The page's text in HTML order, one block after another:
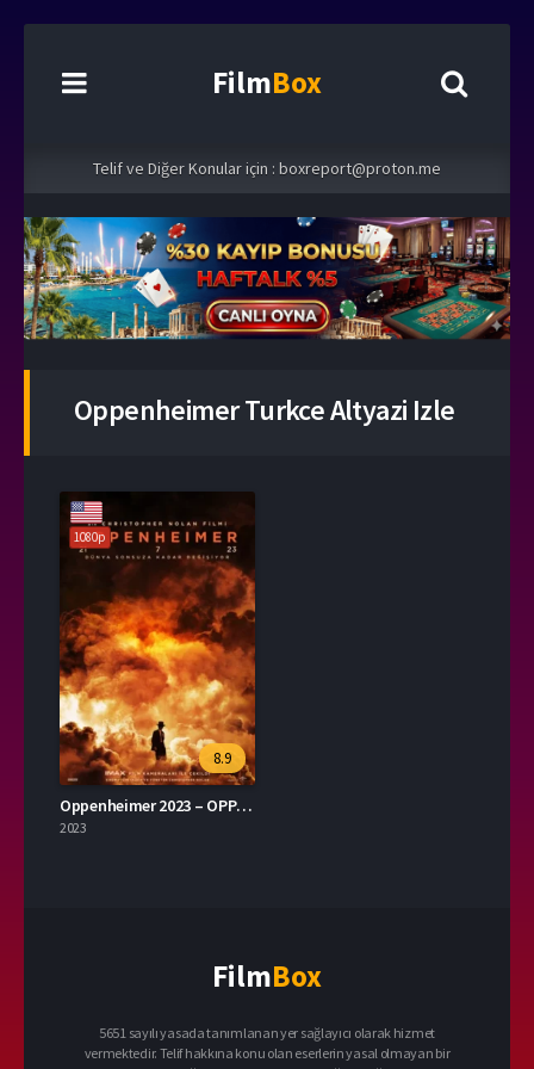
FilmBox
Telif ve Diğer Konular için : boxreport@proton.me
Oppenheimer Turkce Altyazi Izle
1080p
8.9
Oppenheimer 2023 – OPPENHEIMER 1080p Turkce Altyazi izle
2023
FilmBox
5651 sayılı yasada tanımlanan yer sağlayıcı olarak hizmet
vermektedir. Telif hakkına konu olan eserlerin yasal olmayan bir